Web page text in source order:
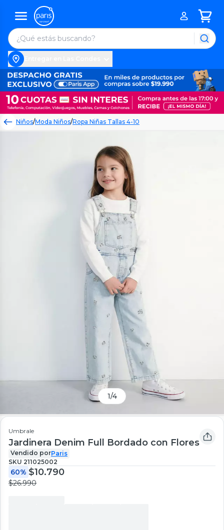
Niños/Moda Niños/Ropa Niñas Tallas 4-10
1/4
Umbrale
Jardinera Denim Full Bordado con Flores
Vendido porParis
SKU 211025002
60% $10.790
$26.990